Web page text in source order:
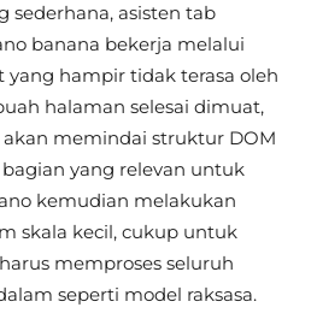
sederhana, asisten tab
banana bekerja melalui
yang hampir tidak terasa oleh
halaman selesai dimuat,
memindai struktur DOM
yang relevan untuk
kemudian melakukan
skala kecil, cukup untuk
memproses seluruh
seperti model raksasa.